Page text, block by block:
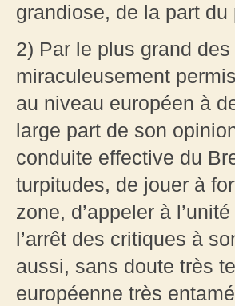
grandiose, de la part
2) Par le plus grand
miraculeusement
au niveau européen à
large part de son
conduite effective du
turpitudes, de jouer à
zone, d’appeler à
l’arrêt des critiques à
aussi, sans doute très
européenne très